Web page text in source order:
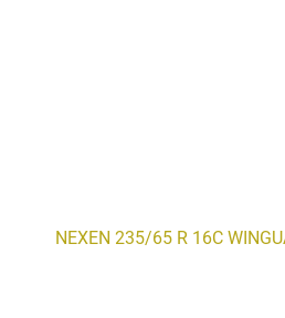
NEXEN 235/65 R 16C